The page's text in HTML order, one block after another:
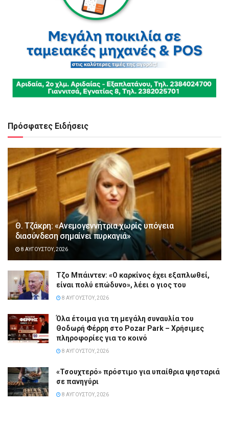
Πρόσφατες Ειδήσεις
Θ. Τζάκρη: «Ανεμογεννήτρια χωρίς υπόγεια
διασύνδεση σημαίνει πυρκαγιά»
8 ΑΥΓΟΎΣΤΟΥ, 2026
Τζο Μπάιντεν: «Ο καρκίνος έχει εξαπλωθεί,
είναι πολύ επώδυνο», λέει ο γιος του
8 ΑΥΓΟΎΣΤΟΥ, 2026
Όλα έτοιμα για τη μεγάλη συναυλία του
Θοδωρή Φέρρη στο Pozar Park – Χρήσιμες
πληροφορίες για το κοινό
8 ΑΥΓΟΎΣΤΟΥ, 2026
«Τσουχτερό» πρόστιμο για υπαίθρια ψησταριά
σε πανηγύρι
8 ΑΥΓΟΎΣΤΟΥ, 2026